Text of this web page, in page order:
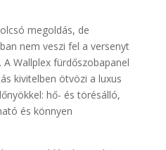
megoldás, de
nem veszi fel a versenyt
Wallplex fürdőszobapanel
kivitelben ötvözi a luxus
hő- és törésálló,
és könnyen